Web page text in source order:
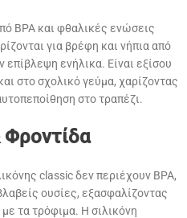
BPA και φθαλικές ενώσεις
για βρέφη και νήπια από
ενήλικα. Είναι εξίσου
στο σχολικό γεύμα, χαρίζοντας
στο τραπέζι.
Φροντίδα
classic δεν περιέχουν BPA,
ουσίες, εξασφαλίζοντας
τα τρόφιμα. Η σιλικόνη